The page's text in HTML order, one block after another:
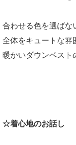
合わせる色を選ばな
全体をキュートな雰
暖かいダウンベス
☆着心地のお話し